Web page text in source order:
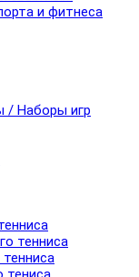
и фитнеса
/ Наборы игр
тенниса